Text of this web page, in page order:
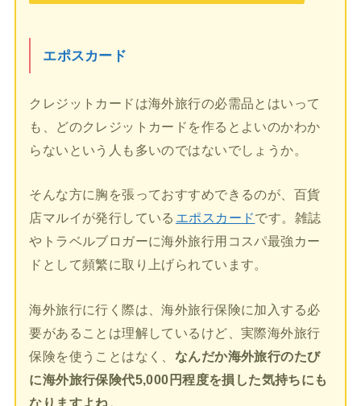
エポスカード
クレジットカードは海外旅行の必需品とはいって
も、どのクレジットカードを作るとよいのかわか
らないという人も多いのではないでしょうか。
そんな方に胸を張っておすすめできるのが、百貨
店マルイが発行している エポスカードです。雑誌
やトラベルブロガーに海外旅行用コスパ最強カー
ドとして頻繁に取り上げられています。
海外旅行に行く際は、海外旅行保険に加入する必
要があることは理解しているけど、実際海外旅行
保険を使うことはなく、 なんだか海外旅行のたび
に海外旅行保険代5,000円程度を損した気持ちにも
なりますよね。